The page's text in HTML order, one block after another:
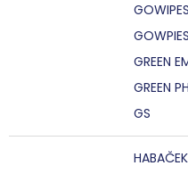
GOWIPES
GOWPIES
GREEN
GREEN
GS
HABAČEK